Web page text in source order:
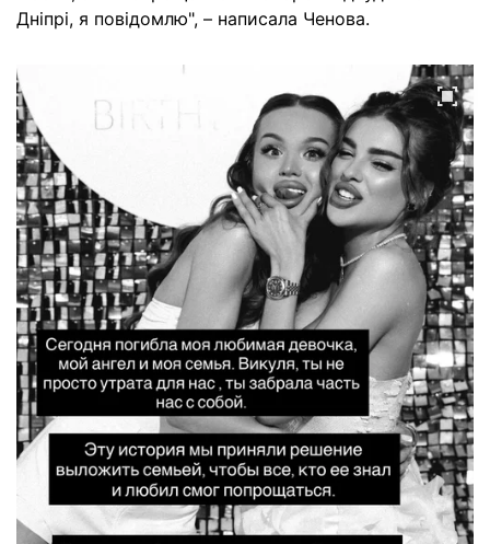
Дніпрі, я повідомлю", – написала Ченова.